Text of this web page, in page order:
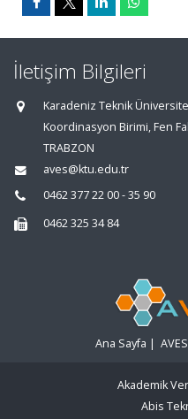
İletişim Bilgileri
Karadeniz Teknik
Koordinasyon Birimi, Fen
TRABZON
aves@ktu.edu.tr
0462 377 22 00 - 35 90
0462 325 34 84
Ana Sayfa |
Akademik
Abis